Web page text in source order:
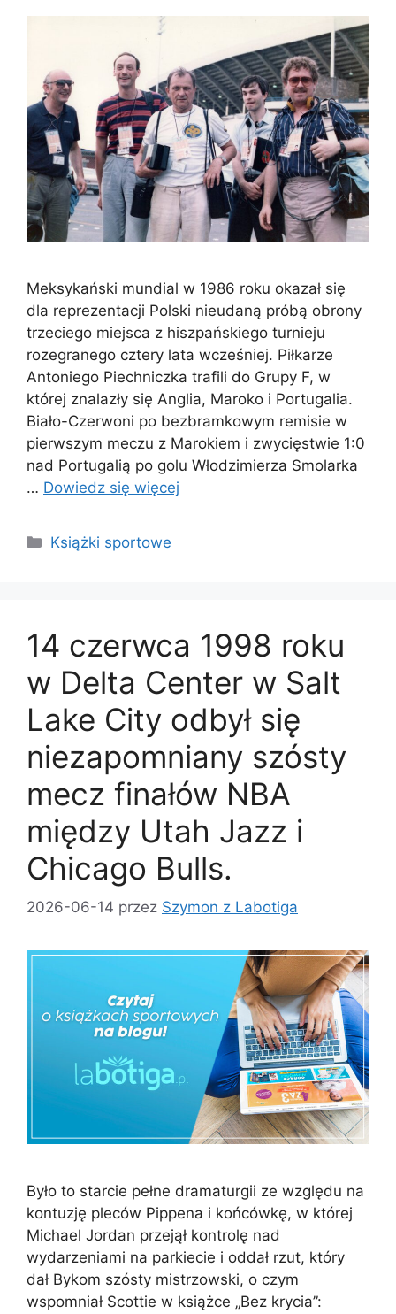
Meksykański mundial w 1986 roku okazał się
dla reprezentacji Polski nieudaną próbą obrony
trzeciego miejsca z hiszpańskiego turnieju
rozegranego cztery lata wcześniej. Piłkarze
Antoniego Piechniczka trafili do Grupy F, w
której znalazły się Anglia, Maroko i Portugalia.
Biało-Czerwoni po bezbramkowym remisie w
pierwszym meczu z Marokiem i zwycięstwie 1:0
nad Portugalią po golu Włodzimierza Smolarka
… Dowiedz się więcej
Kategorie
Książki sportowe
14 czerwca 1998 roku
w Delta Center w Salt
Lake City odbył się
niezapomniany szósty
mecz finałów NBA
między Utah Jazz i
Chicago Bulls.
2026-06-14 przez Szymon z Labotiga
Było to starcie pełne dramaturgii ze względu na
kontuzję pleców Pippena i końcówkę, w której
Michael Jordan przejął kontrolę nad
wydarzeniami na parkiecie i oddał rzut, który
dał Bykom szósty mistrzowski, o czym
wspomniał Scottie w książce „Bez krycia”: